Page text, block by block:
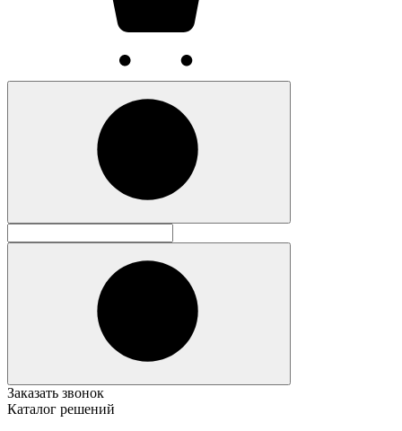
Заказать звонок
Каталог решений